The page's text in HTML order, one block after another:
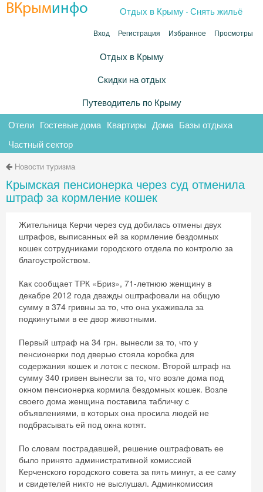
ВКрыминфо Отдых в Крыму .Снять жильё
Вход Регистрация Избранное Просмотры
Отдых в Крыму
Скидки на отдых
Путеводитель по Крыму
Отели Гостевые дома Квартиры Дома Базы отдыха
Частный сектор
Новости туризма
Крымская пенсионерка через суд отменила
штраф за кормление кошек
Жительница Керчи через суд добилась отмены двух
штрафов, выписанных ей за кормление бездомных
кошек сотрудниками городского отдела по контролю за
благоустройством.
Как сообщает ТРК «Бриз», 71-летнюю женщину в
декабре 2012 года дважды оштрафовали на общую
сумму в 374 гривны за то, что она ухаживала за
подкинутыми в ее двор животными.
Первый штраф на 34 грн. вынесли за то, что у
пенсионерки под дверью стояла коробка для
содержания кошек и лоток с песком. Второй штраф на
сумму 340 гривен вынесли за то, что возле дома под
окном пенсионерка кормила бездомных кошек. Возле
своего дома женщина поставила табличку с
объявлениями, в которых она просила людей не
подбрасывать ей под окна котят.
По словам пострадавшей, решение оштрафовать ее
было принято административной комиссией
Керченского городского совета за пять минут, а ее саму
и свидетелей никто не выслушал. Админкомиссия